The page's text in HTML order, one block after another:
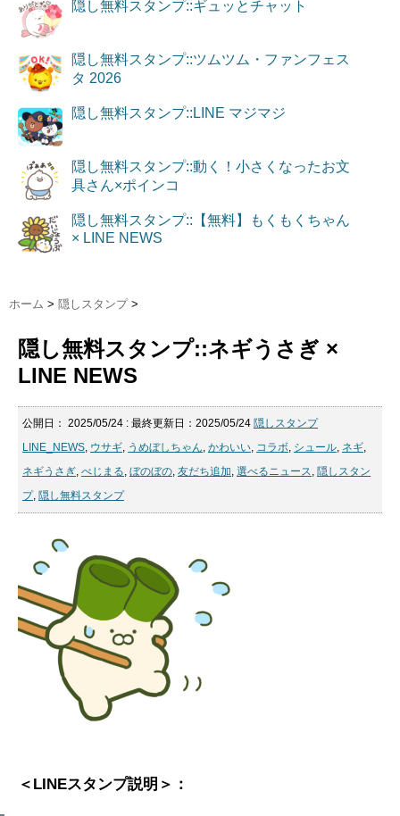
隠し無料スタンプ::ギュッとチャット
隠し無料スタンプ::ツムツム・ファンフェス
タ 2026
隠し無料スタンプ::LINE マジマジ
隠し無料スタンプ::動く！小さくなったお文
具さん×ポインコ
隠し無料スタンプ::【無料】もくもくちゃん
× LINE NEWS
ホーム > 隠しスタンプ >
隠し無料スタンプ::ネギうさぎ ×
LINE NEWS
公開日： 2025/05/24 : 最終更新日：2025/05/24 隠しスタンプ
LINE_NEWS, ウサギ, うめぼしちゃん, かわいい, コラボ, シュール, ネギ,
ネギうさぎ, べじまる, ぼのぼの, 友だち追加, 選べるニュース, 隠しスタン
プ, 隠し無料スタンプ
＜LINEスタンプ説明＞：